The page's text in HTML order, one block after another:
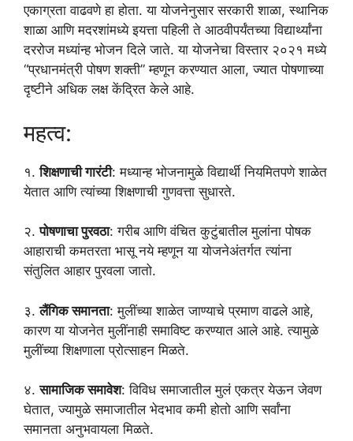
एकाग्रता वाढवणे हा होता. या योजनेनुसार सरकारी शाळा, स्थानिक
शाळा आणि मदरशांमध्ये इयत्ता पहिली ते आठवीपर्यंतच्या विद्यार्थ्यांना
दररोज मध्यांन्ह भोजन दिले जाते. या योजनेचा विस्तार २०२१ मध्ये
“प्रधानमंत्री पोषण शक्ती” म्हणून करण्यात आला, ज्यात पोषणाच्या
दृष्टीने अधिक लक्ष केंद्रित केले आहे.
महत्व:
१.शिक्षणाची गारंटी: मध्यान्ह भोजनामुळे विद्यार्थी नियमितपणे शाळेत
येतात आणि त्यांच्या शिक्षणाची गुणवत्ता सुधारते.
२.पोषणाचा पुरवठा: गरीब आणि वंचित कुटुंबातील मुलांना पोषक
आहाराची कमतरता भासू नये म्हणून या योजनेअंतर्गत त्यांना
संतुलित आहार पुरवला जातो.
३.लैंगिक समानता: मुलींच्या शाळेत जाण्याचे प्रमाण वाढले आहे,
कारण या योजनेत मुलींनाही समाविष्ट करण्यात आले आहे. त्यामुळे
मुलींच्या शिक्षणाला प्रोत्साहन मिळते.
४.सामाजिक समावेश: विविध समाजातील मुलं एकत्र येऊन जेवण
घेतात, ज्यामुळे समाजातील भेदभाव कमी होतो आणि सर्वांना
समानता अनुभवायला मिळते.